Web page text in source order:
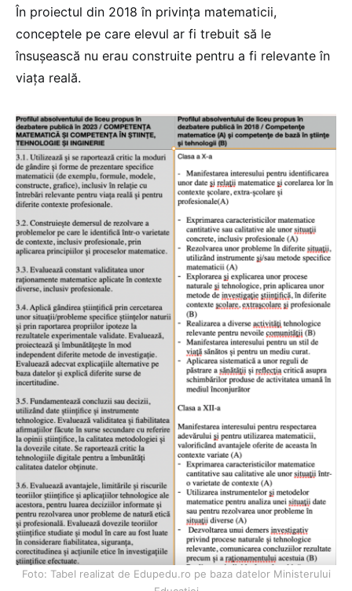
În proiectul din 2018 în privința matematicii,
conceptele pe care elevul ar fi trebuit să le
însușească nu erau construite pentru a fi relevante în
viața reală.
Foto: Tabel realizat de Edupedu.ro pe baza datelor Ministerului